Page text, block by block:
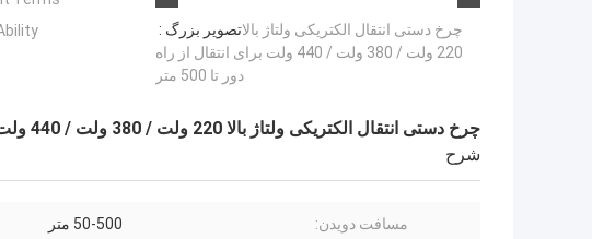
تصویر بزرگ :چرخ دستی انتقال الکتریکی ولتاژ بالا
220 ولت / 380 ولت / 440 ولت برای انتقال از راه
دور تا 500 متر
چرخ دستی انتقال الکتریکی ولتاژ بالا 220 ولت / 380 ولت / 440 ولت برای انتقال از راه دور تا 500 متر
شرح
مسافت دویدن: 50-500 متر